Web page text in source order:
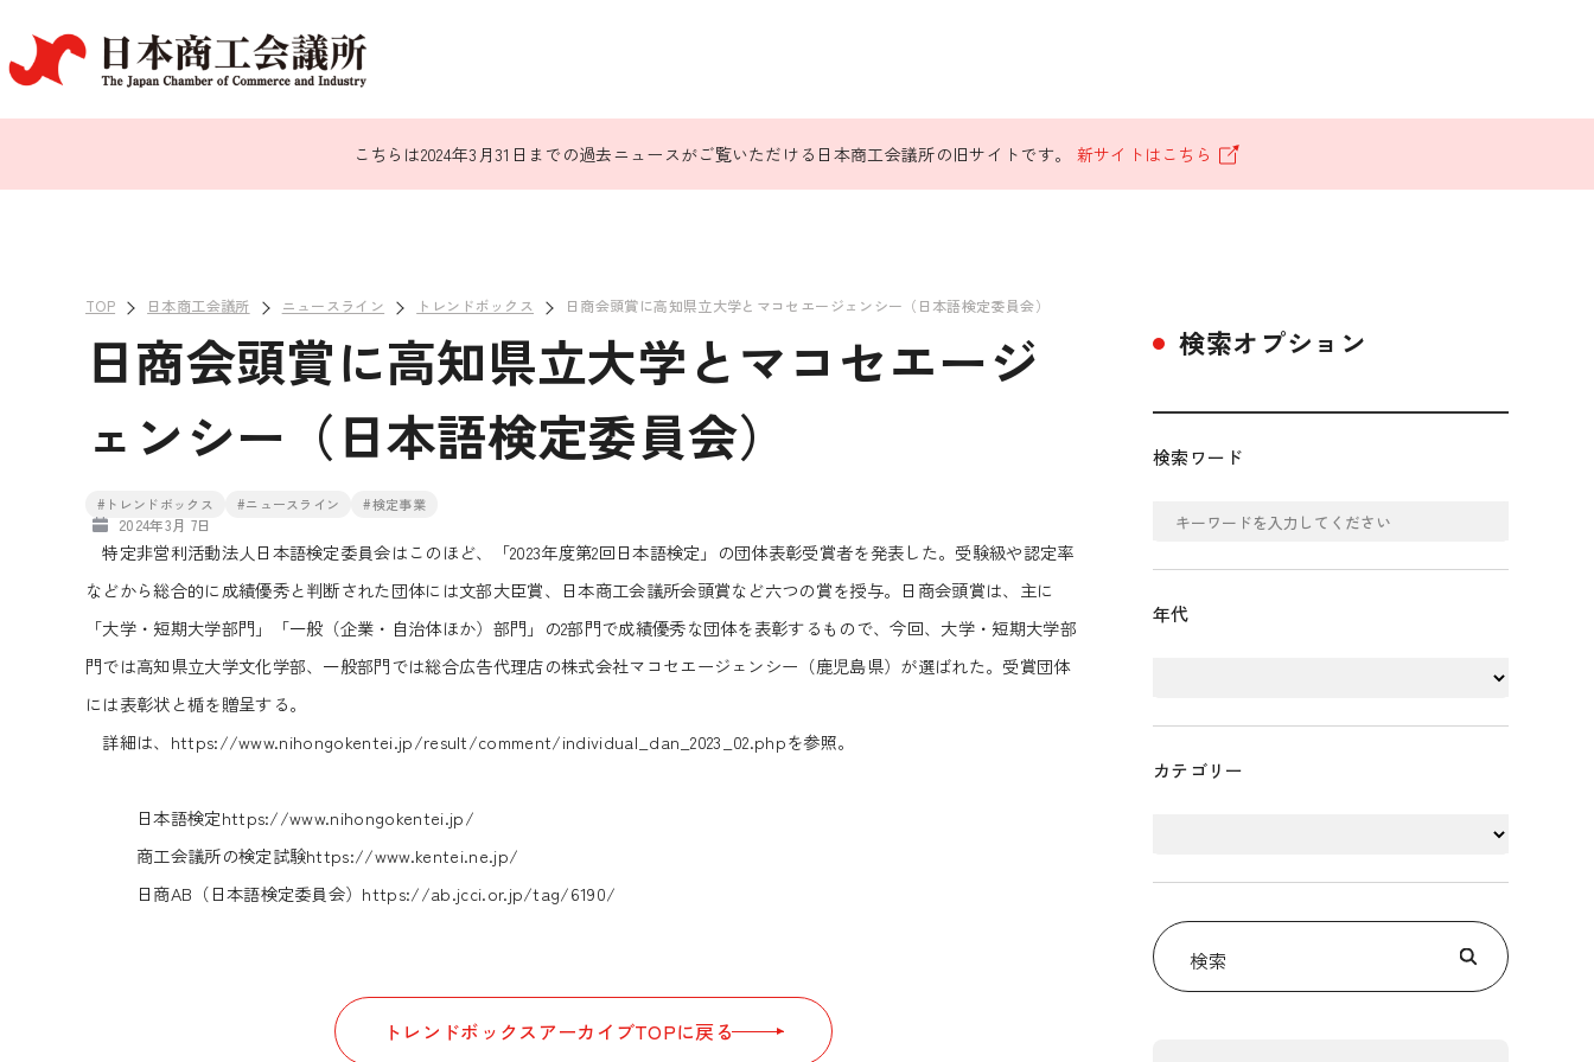
こちらは2024年3月31日までの過去ニュースがご覧いただける日本商工会議所の旧サイトです。 新サイトはこちら
TOP 日本商工会議所 ニュースライン トレンドボックス 日商会頭賞に高知県立大学とマコセエージェンシー（日本語検定委員会）
日商会頭賞に高知県立大学とマコセエージ
ェンシー（日本語検定委員会）
#トレンドボックス #ニュースライン #検定事業
2024年3月 7日
特定非営利活動法人日本語検定委員会はこのほど、「2023年度第2回日本語検定」の団体表彰受賞者を発表した。受験級や認定率
などから総合的に成績優秀と判断された団体には文部大臣賞、日本商工会議所会頭賞など六つの賞を授与。日商会頭賞は、主に
「大学・短期大学部門」「一般（企業・自治体ほか）部門」の2部門で成績優秀な団体を表彰するもので、今回、大学・短期大学部
門では高知県立大学文化学部、一般部門では総合広告代理店の株式会社マコセエージェンシー（鹿児島県）が選ばれた。受賞団体
には表彰状と楯を贈呈する。
詳細は、 https://www.nihongokentei.jp/result/comment/individual_dan_2023_02.phpを参照。
日本語検定https://www.nihongokentei.jp/
商工会議所の検定試験https://www.kentei.ne.jp/
日商AB（日本語検定委員会） https://ab.jcci.or.jp/tag/6190/
トレンドボックスアーカイブTOPに戻る
検索オプション
検索ワード
年代
カテゴリー
検索